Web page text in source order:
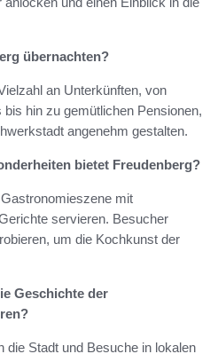
übernachten?
an Unterkünften, von
hin zu gemütlichen Pensionen,
angenehm gestalten.
bietet Freudenberg?
mit
servieren. Besucher
um die Kochkunst der
Geschichte der
die Stadt und Besuche in lokalen